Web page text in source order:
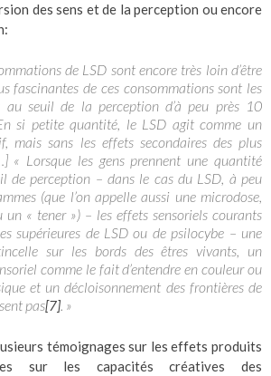
des sens et de la perception ou encore
de LSD sont encore très loin d’être
fascinantes de ces consommations sont les
au seuil de la perception d’à peu près 10
si petite quantité, le LSD agit comme un
mais sans les effets secondaires des plus
« Lorsque les gens prennent une quantité
de perception – dans le cas du LSD, à peu
(que l’on appelle aussi une microdose,
un « tener ») – les effets sensoriels courants
supérieures de LSD ou de psilocybe – une
sur les bords des êtres vivants, un
comme le fait d’entendre en couleur ou
et un décloisonnement des frontières de
pas[7] . »
témoignages sur les effets produits
sur les capacités créatives des